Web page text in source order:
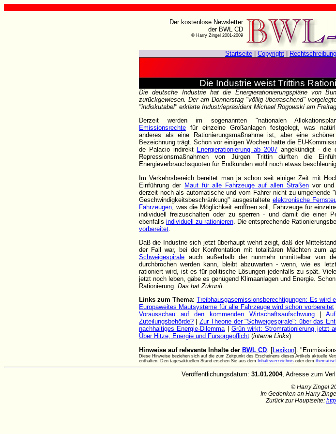
Der kostenlose Newsletter
der BWL CD
© Harry Zingel 2001-2009
Startseite Copyright Rechtschreibung
Die Industrie weist Trittins
Die deutsche Industrie hat die Energierationierungspläne von
zurückgewiesen. Der am Donnerstag "völlig überraschend"
"indiskutabel" erklärte Industriepräsident Michael Rogowski am
Derzeit werden im sogenannten "nationalen
Emissionsrechte für einzelne Großanlagen festgelegt, was
anderes als eine Rationierungsmaßnahme ist, aber eine schöner
Bezeichnung trägt. Schon vor einigen Wochen hatte die EU-
de Palacio indirekt Energierationierung ab 2007angekündigt - die
Repressionsmaßnahmen von Jürgen Trittin dürften die
Energieverbrauchsquoten für Endkunden wohl noch etwas
Im Verkehrsbereich bereitet man ja schon seit einiger Zeit mit
Einführung der Maut für alle Fahrzeuge auf allen Straßenvor und
derzeit noch als automatische und vom Fahrer nicht zu umgehende
Geschwindigkeitsbeschränkung" ausgestaltete elektronische
Fahrzeugen , was die Möglichkeit eröffnen soll, Fahrzeuge für
individuell freizuschalten oder zu sperren - und damit die einer
ebenfalls individuell zu rationieren . Die entsprechende
vorbereitet
Daß die Industrie sich jetzt überhaupt wehrt zeigt, daß der
der Fall war, bei der Konfrontation mit totalitären Mächten zum
Schweigespirale auch außerhalb der nunmehr unmittelbar von
durchbrochen werden kann, bleibt abzuwarten - wenn, wie es
rationiert wird, ist es für politische Lösungen jedenfalls zu spät.
jetzt noch leben, gäbe es genügend Klimaanlagen und Energie.
Rationierung. Das hat Zukunft
Links zum Thema:Treibhausgasemissionsberechtigungen: Es wird
Europaweites Mautsysteme für alle Fahrzeuge wird schon vorbereitet|
Vorausschau auf den kommenden Wirtschaftsaufschwung|
Zuteilungsbehörde?
Zur Theorie der "Schweigespirale": über das
nachhaltiges Energie-Dilemma| Grün wirkt: Stromrationierung jetzt
Über Hitze, Energie und Fürsorgepflicht (interne Links)
Hinweise auf relevante Inhalte der BWL CD: [Lexikon]:
Diese Hinweise beziehen sich auf die zum Zeitpunkt des Erscheinens dieses Artikels aktuelle
enthalten. Den tagesaktuellen Stand ersehen Sie aus dem
Inhaltsverzeichnis oder dem
Veröffentlichungsdatum: 31.01.2004, Adresse zum
© Harry Zingel
Im Gedenken an Harry
Zurück zur Hauptseite: